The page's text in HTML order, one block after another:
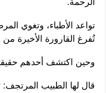
تواعد الأطباء، وتغوي
تُفرغ القارورة الأخيرة
وحين اكتشف أحدهم
قال لها الطبيب